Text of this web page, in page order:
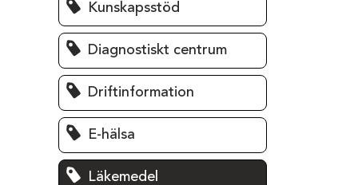
Kunskapsstöd
Diagnostiskt centrum
Driftinformation
E-hälsa
Läkemedel